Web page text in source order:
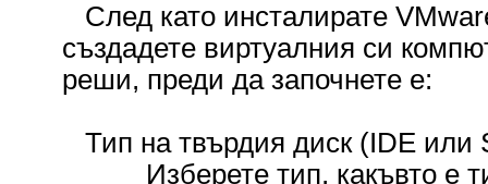
След като инсталирате
създадете виртуалния си
реши, преди да започнете е:
Тип на твърдия диск (IDE или
Изберете тип, какъвто е